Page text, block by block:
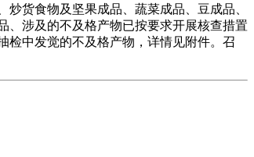
货食物及坚果成品、蔬菜成品、豆成品、
、涉及的不及格产物已按要求开展核查措置
检中发觉的不及格产物，详情见附件。召